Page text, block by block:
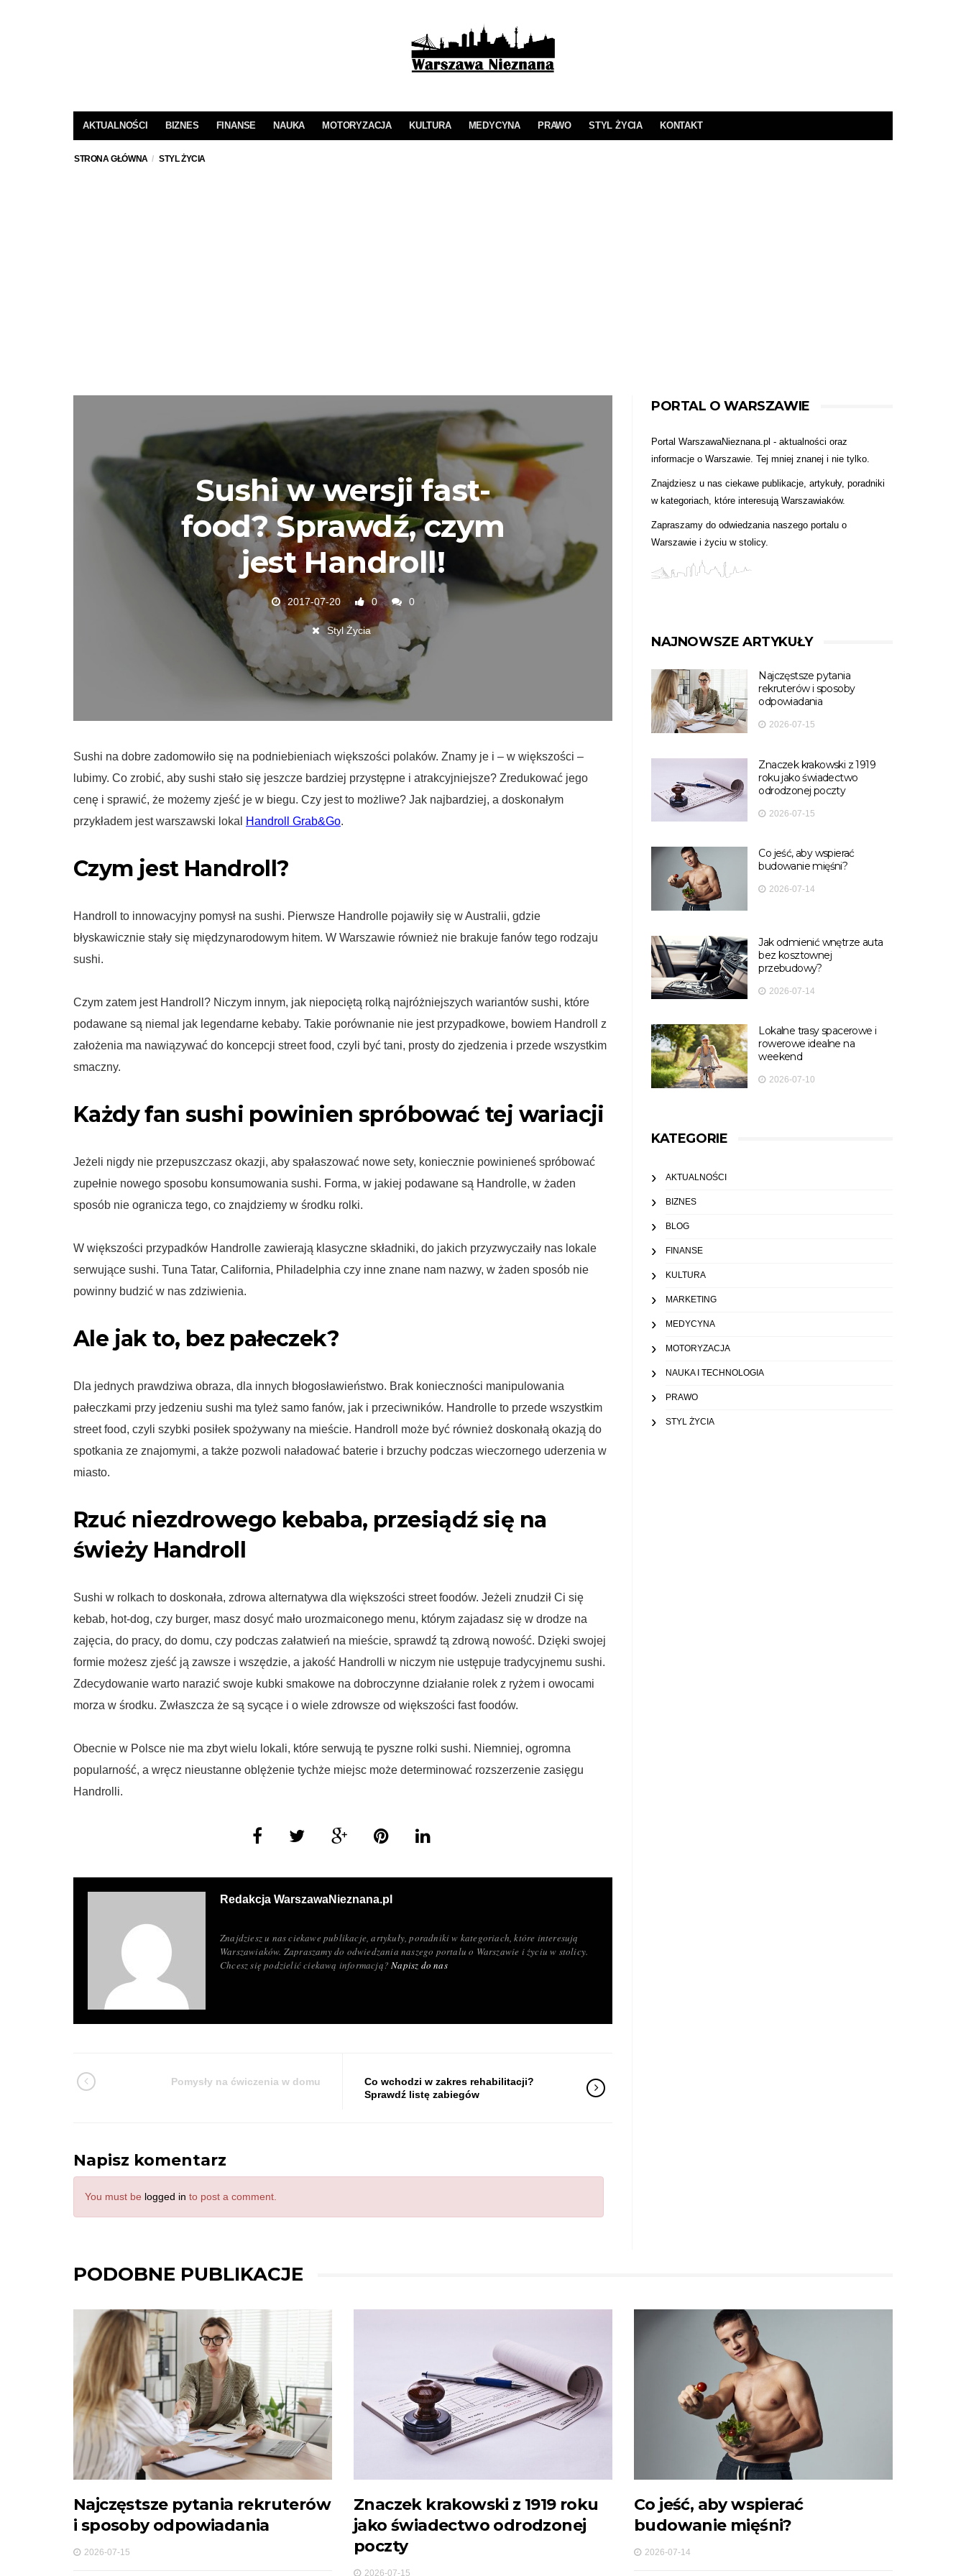
AKTUALNOŚCI BIZNES FINANSE NAUKA MOTORYZACJA KULTURA MEDYCYNA PRAWO STYL ŻYCIA KONTAKT
STRONA GŁÓWNA STYL ŻYCIA
Sushi w wersji fast-
food? Sprawdź, czym
jest Handroll!
2017-07-20 0 0
Styl Życia
Sushi na dobre zadomowiło się na podniebieniach większości polaków. Znamy je i – w większości –
lubimy. Co zrobić, aby sushi stało się jeszcze bardziej przystępne i atrakcyjniejsze? Zredukować jego
cenę i sprawić, że możemy zjeść je w biegu. Czy jest to możliwe? Jak najbardziej, a doskonałym
przykładem jest warszawski lokal
Handroll Grab&Go.
Czym jest Handroll?
Handroll to innowacyjny pomysł na sushi. Pierwsze Handrolle pojawiły się w Australii, gdzie
błyskawicznie stały się międzynarodowym hitem. W Warszawie również nie brakuje fanów tego rodzaju
sushi.
Czym zatem jest Handroll? Niczym innym, jak niepociętą rolką najróżniejszych wariantów sushi, które
podawane są niemal jak legendarne kebaby. Takie porównanie nie jest przypadkowe, bowiem Handroll z
założenia ma nawiązywać do koncepcji street food, czyli być tani, prosty do zjedzenia i przede wszystkim
smaczny.
Każdy fan sushi powinien spróbować tej wariacji
Jeżeli nigdy nie przepuszczasz okazji, aby spałaszować nowe sety, koniecznie powinieneś spróbować
zupełnie nowego sposobu konsumowania sushi. Forma, w jakiej podawane są Handrolle, w żaden
sposób nie ogranicza tego, co znajdziemy w środku rolki.
W większości przypadków Handrolle zawierają klasyczne składniki, do jakich przyzwyczaiły nas lokale
serwujące sushi. Tuna Tatar, California, Philadelphia czy inne znane nam nazwy, w żaden sposób nie
powinny budzić w nas zdziwienia.
Ale jak to, bez pałeczek?
Dla jednych prawdziwa obraza, dla innych błogosławieństwo. Brak konieczności manipulowania
pałeczkami przy jedzeniu sushi ma tyleż samo fanów, jak i przeciwników. Handrolle to przede wszystkim
street food, czyli szybki posiłek spożywany na mieście. Handroll może być również doskonałą okazją do
spotkania ze znajomymi, a także pozwoli naładować baterie i brzuchy podczas wieczornego uderzenia w
miasto.
Rzuć niezdrowego kebaba, przesiądź się na
świeży Handroll
Sushi w rolkach to doskonała, zdrowa alternatywa dla większości street foodów. Jeżeli znudził Ci się
kebab, hot-dog, czy burger, masz dosyć mało urozmaiconego menu, którym zajadasz się w drodze na
zajęcia, do pracy, do domu, czy podczas załatwień na mieście, sprawdź tą zdrową nowość. Dzięki swojej
formie możesz zjeść ją zawsze i wszędzie, a jakość Handrolli w niczym nie ustępuje tradycyjnemu sushi.
Zdecydowanie warto narazić swoje kubki smakowe na dobroczynne działanie rolek z ryżem i owocami
morza w środku. Zwłaszcza że są sycące i o wiele zdrowsze od większości fast foodów.
Obecnie w Polsce nie ma zbyt wielu lokali, które serwują te pyszne rolki sushi. Niemniej, ogromna
popularność, a wręcz nieustanne oblężenie tychże miejsc może determinować rozszerzenie zasięgu
Handrolli.
Redakcja WarszawaNieznana.pl
Znajdziesz u nas ciekawe publikacje, artykuły, poradniki w kategoriach, które interesują
Warszawiaków. Zapraszamy do odwiedzania naszego portalu o Warszawie i życiu w stolicy.
Chcesz się podzielić ciekawą informacją?Napisz do nas
Pomysły na ćwiczenia w domu
Co wchodzi w zakres rehabilitacji?
Sprawdź listę zabiegów
Napisz komentarz
You must be logged in to post a comment.
PORTAL O WARSZAWIE
Portal WarszawaNieznana.pl - aktualności oraz
informacje o Warszawie. Tej mniej znanej i nie tylko.
Znajdziesz u nas ciekawe publikacje, artykuły, poradniki
w kategoriach, które interesują Warszawiaków.
Zapraszamy do odwiedzania naszego portalu o
Warszawie i życiu w stolicy.
NAJNOWSZE ARTYKUŁY
Najczęstsze pytania
rekruterów i sposoby
odpowiadania
2026-07-15
Znaczek krakowski z 1919
roku jako świadectwo
odrodzonej poczty
2026-07-15
Co jeść, aby wspierać
budowanie mięśni?
2026-07-14
Jak odmienić wnętrze auta
bez kosztownej
przebudowy?
2026-07-14
Lokalne trasy spacerowe i
rowerowe idealne na
weekend
2026-07-10
KATEGORIE
AKTUALNOŚCI
BIZNES
BLOG
FINANSE
KULTURA
MARKETING
MEDYCYNA
MOTORYZACJA
NAUKA I TECHNOLOGIA
PRAWO
STYL ŻYCIA
PODOBNE PUBLIKACJE
Najczęstsze pytania rekruterów
i sposoby odpowiadania
2026-07-15
Znaczek krakowski z 1919 roku
jako świadectwo odrodzonej
poczty
2026-07-15
Co jeść, aby wspierać
budowanie mięśni?
2026-07-14